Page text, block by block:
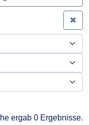
ergab 0 Ergebnisse.